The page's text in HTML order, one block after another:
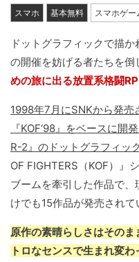
スマホ 基本無料 スマホゲー
ドットグラフィックで描
の開催を妨げる者たちを倒
めの旅に出る放置系格闘
1998年7月にSNKから発売
『KOF‘98』をベースに開
R-2』のドットグラフィッ
OF FIGHTERS（KOF）』
ブームを牽引した作品で
けでも15作品が発売されて
原作の素晴らしさはその
トロなセンスで生まれ変わ